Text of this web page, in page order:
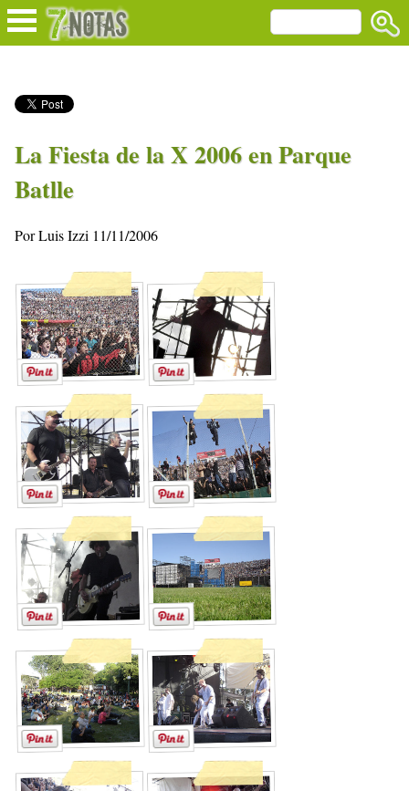
La Fiesta de la X 2006 en Parque
Batlle
Por Luis Izzi 11/11/2006